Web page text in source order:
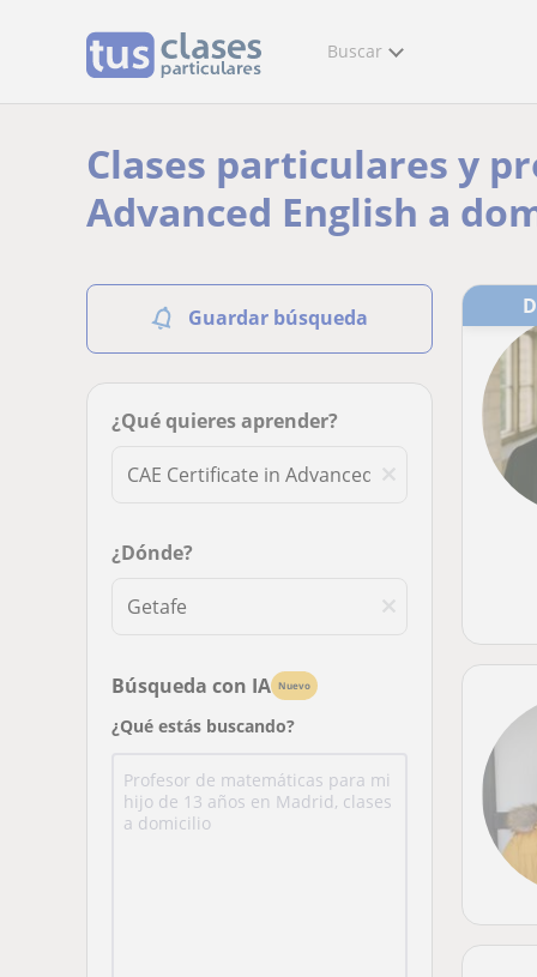
Buscar
Clases particulares y
Advanced English a
Guardar búsqueda
¿Qué quieres aprender?
¿Dónde?
Búsqueda con IA Nuevo
¿Qué estás buscando?